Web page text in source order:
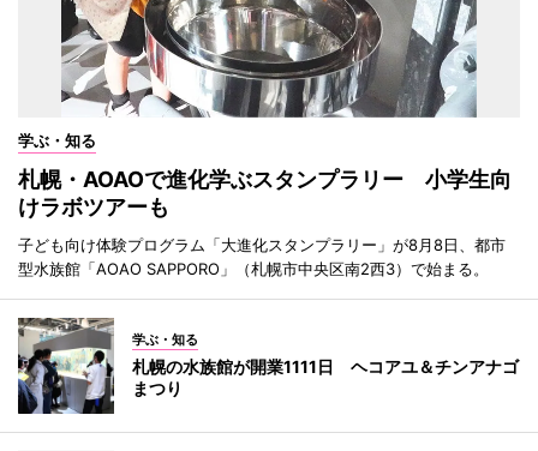
学ぶ・知る
札幌・AOAOで進化学ぶスタンプラリー 小学生向
けラボツアーも
子ども向け体験プログラム「大進化スタンプラリー」が8月8日、都市
型水族館「AOAO SAPPORO」（札幌市中央区南2西3）で始まる。
学ぶ・知る
札幌の水族館が開業1111日 ヘコアユ＆チンアナゴ
まつり